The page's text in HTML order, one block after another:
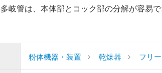
岐管は、本体部とコック部の分解が容易
粉体機器・装置 乾燥器 フリ